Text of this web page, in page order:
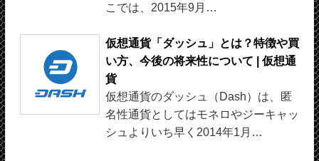
こでは、2015年9月…
仮想通貨「ダッシュ」とは？特徴や買
い方、今後の将来性について | 仮想通
貨
仮想通貨のダッシュ（Dash）は、匿
名性通貨としてはモネロやジーキャッ
シュよりいち早く2014年1月…